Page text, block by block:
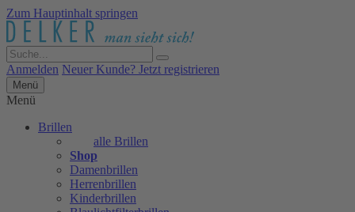
Zum Hauptinhalt springen
Anmelden Neuer Kunde? Jetzt registrieren
Menü
Menü
Brillen
alle Brillen
Shop
Damenbrillen
Herrenbrillen
Kinderbrillen